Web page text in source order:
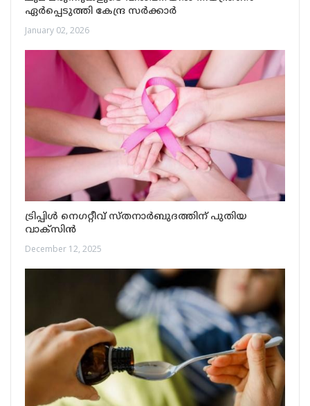
ഏർപ്പെടുത്തി കേന്ദ്ര സർക്കാർ
January 02, 2026
ട്രിപ്പിൾ നെഗറ്റീവ് സ്തനാർബുദത്തിന് പുതിയ
വാക്സിൻ
December 12, 2025